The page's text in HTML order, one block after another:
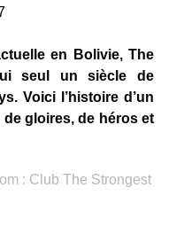
en Bolivie, The
seul un siècle de
Voici l’histoire d’un
gloires, de héros et
: Club The Strongest